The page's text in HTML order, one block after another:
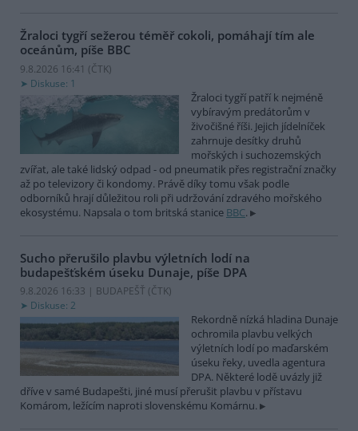
Žraloci tygří sežerou téměř cokoli, pomáhají tím ale
oceánům, píše BBC
9.8.2026 16:41 (ČTK)
Diskuse: 1
Žraloci tygří patří k nejméně
vybíravým predátorům v
živočišné říši. Jejich jídelníček
zahrnuje desítky druhů
mořských i suchozemských
zvířat, ale také lidský odpad - od pneumatik přes registrační značky
až po televizory či kondomy. Právě díky tomu však podle
odborníků hrají důležitou roli při udržování zdravého mořského
ekosystému. Napsala o tom britská stanice BBC.
Sucho přerušilo plavbu výletních lodí na
budapešťském úseku Dunaje, píše DPA
9.8.2026 16:33 | BUDAPEŠŤ (ČTK)
Diskuse: 2
Rekordně nízká hladina Dunaje
ochromila plavbu velkých
výletních lodí po maďarském
úseku řeky, uvedla agentura
DPA. Některé lodě uvázly již
dříve v samé Budapešti, jiné musí přerušit plavbu v přístavu
Komárom, ležícím naproti slovenskému Komárnu.